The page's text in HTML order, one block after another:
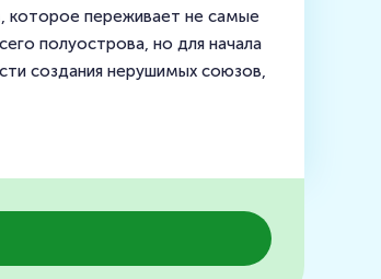
которое переживает не самые
полуострова, но для начала
создания нерушимых союзов,